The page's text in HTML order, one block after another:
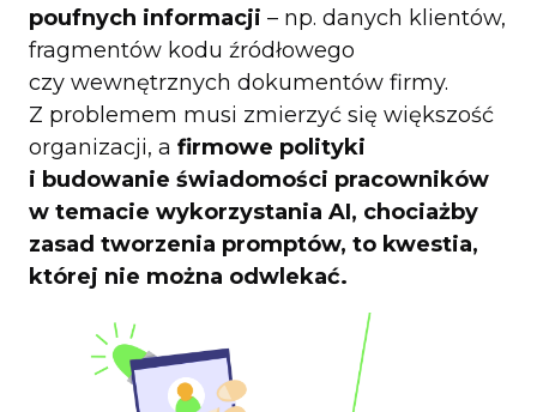
poufnych informacji – np. danych klientów,
fragmentów kodu źródłowego
czy wewnętrznych dokumentów firmy.
Z problemem musi zmierzyć się większość
organizacji, a firmowe polityki
i budowanie świadomości pracowników
w temacie wykorzystania AI, chociażby
zasad tworzenia promptów, to kwestia,
której nie można odwlekać.